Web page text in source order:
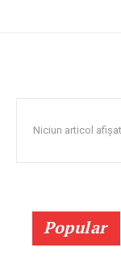
Niciun articol afișat
Popular